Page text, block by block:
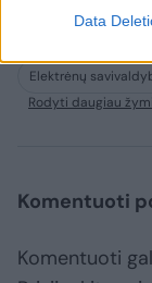
Data
skaitytojais.
Elektrėnų
Rodyti daugiau
Komentuoti
Komentuoti